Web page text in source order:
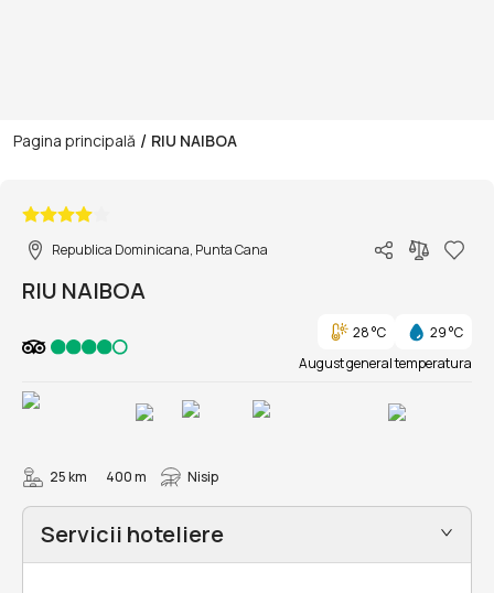
Pagina principală / RIU NAIBOA
Republica Dominicana, Punta Cana
RIU NAIBOA
28 °C
29 °C
August general temperatura
25 km 400 m Nisip
Servicii hoteliere